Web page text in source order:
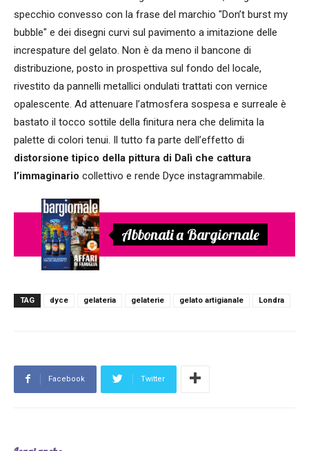
specchio convesso con la frase del marchio "Don’t burst my
bubble" e dei disegni curvi sul pavimento a imitazione delle
increspature del gelato. Non è da meno il bancone di
distribuzione, posto in prospettiva sul fondo del locale,
rivestito da pannelli metallici ondulati trattati con vernice
opalescente. Ad attenuare l’atmosfera sospesa e surreale è
bastato il tocco sottile della finitura nera che delimita la
palette di colori tenui. Il tutto fa parte dell’effetto di
distorsione tipico della pittura di Dalì che cattura
l’immaginario collettivo e rende Dyce instagrammabile.
Abbonati a Bargiornale
TAG dyce gelateria gelaterie gelato artigianale Londra
Facebook Twitter